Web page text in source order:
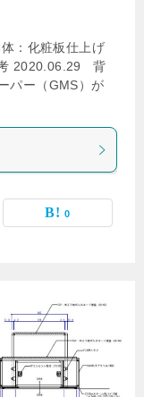
：化粧板仕上げ
2020.06.29 背
パー（GMS）が
0